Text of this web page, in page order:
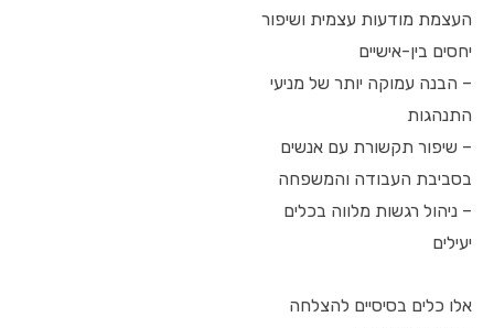
העצמת מודעות עצמית ושיפור
יחסים בין-אישיים
– הבנה עמוקה יותר של מניעי
התנהגות
– שיפור תקשורת עם אנשים
בסביבת העבודה והמשפחה
– ניהול רגשות מלווה בכלים
יעילים
אלו כלים בסיסיים להצלחה